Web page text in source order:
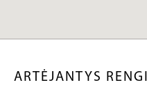
ARTĖJANTYS